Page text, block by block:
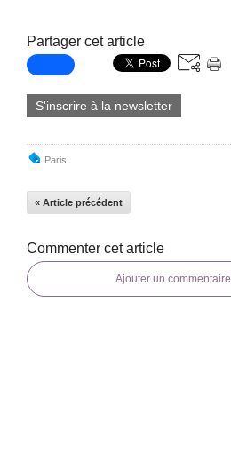
Partager cet article
S'inscrire à la newsletter
Paris
« Article précédent
Commenter cet article
Ajouter un commentaire